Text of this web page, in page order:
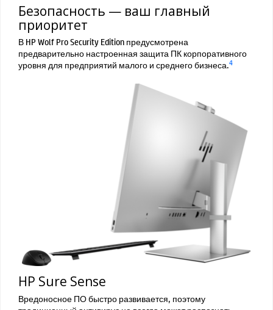
Безопасность — ваш главный
приоритет
В HP Wolf Pro Security Edition предусмотрена
предварительно настроенная защита ПК корпоративного
уровня для предприятий малого и среднего бизнеса.4
HP Sure Sense
Вредоносное ПО быстро развивается, поэтому